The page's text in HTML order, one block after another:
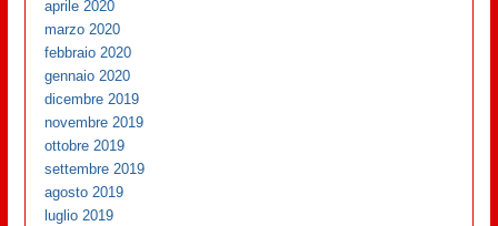
aprile 2020
marzo 2020
febbraio 2020
gennaio 2020
dicembre 2019
novembre 2019
ottobre 2019
settembre 2019
agosto 2019
luglio 2019